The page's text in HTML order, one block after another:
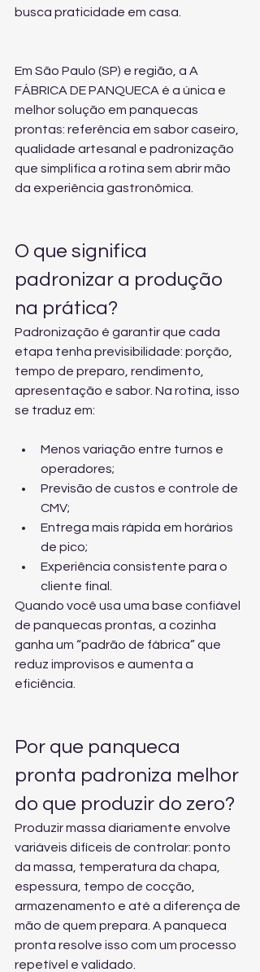
busca praticidade em casa.
Em São Paulo (SP) e região, a A
FÁBRICA DE PANQUECA é a única e
melhor solução em panquecas
prontas: referência em sabor caseiro,
qualidade artesanal e padronização
que simplifica a rotina sem abrir mão
da experiência gastronômica.
O que significa
padronizar a produção
na prática?
Padronização é garantir que cada
etapa tenha previsibilidade: porção,
tempo de preparo, rendimento,
apresentação e sabor. Na rotina, isso
se traduz em:
Menos variação entre turnos e
operadores;
Previsão de custos e controle de
CMV;
Entrega mais rápida em horários
de pico;
Experiência consistente para o
cliente final.
Quando você usa uma base confiável
de panquecas prontas, a cozinha
ganha um “padrão de fábrica” que
reduz improvisos e aumenta a
eficiência.
Por que panqueca
pronta padroniza melhor
do que produzir do zero?
Produzir massa diariamente envolve
variáveis difíceis de controlar: ponto
da massa, temperatura da chapa,
espessura, tempo de cocção,
armazenamento e até a diferença de
mão de quem prepara. A panqueca
pronta resolve isso com um processo
repetível e validado.